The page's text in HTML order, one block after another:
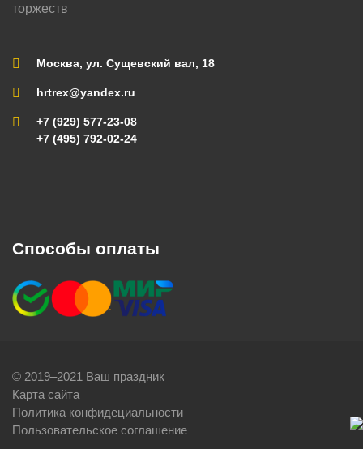
торжеств
Москва, ул. Сущевский вал, 18
hrtrex@yandex.ru
+7 (929) 577-23-08
+7 (495) 792-02-24
Способы оплаты
© 2019–2021 Ваш праздник
Карта сайта
Политика конфидециальности
Пользовательское соглашение